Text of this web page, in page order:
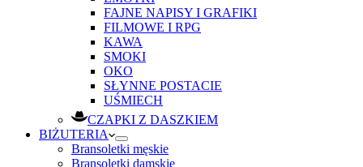
FAJNE NAPISY I GRAFIKI
FILMOWE I RPG
KAWA
SMOKI
OKO
SŁYNNE POSTACIE
UŚMIECH
CZAPKI Z DASZKIEM
BIŻUTERIA
Bransoletki męskie
Bransoletki damskie